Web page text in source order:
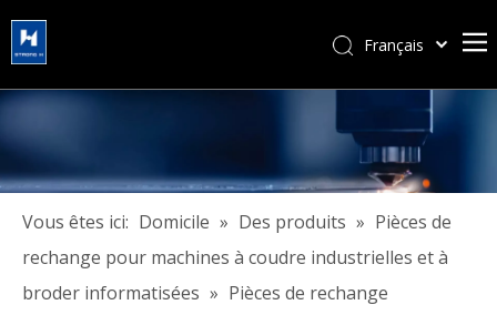
Français
Türk dili
Tiếng Việt
Español
Pусский
Vous êtes ici: Domicile » Des produits » Pièces de
rechange pour machines à coudre industrielles et à
broder informatisées » Pièces de rechange